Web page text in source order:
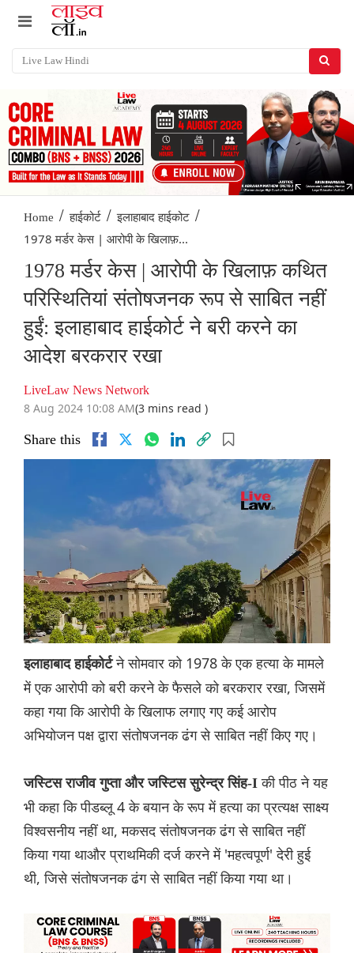
Home / हाईकोर्ट / इलाहाबाद हाईकोट /
1978 मर्डर केस | आरोपी के खिलाफ़...
1978 मर्डर केस | आरोपी के खिलाफ़ कथित
परिस्थितियां संतोषजनक रूप से साबित नहीं
हुईं: इलाहाबाद हाईकोर्ट ने बरी करने का
आदेश बरकरार रखा
LiveLaw News Network
8 Aug 2024 10:08 AM(3 mins read )
Share this
इलाहाबाद हाईकोर्टने सोमवार को 1978 के एक हत्या के मामले
में एक आरोपी को बरी करने के फैसले को बरकरार रखा, जिसमें
कहा गया कि आरोपी के खिलाफ लगाए गए कई आरोप
अभियोजन पक्ष द्वारा संतोषजनक ढंग से साबित नहीं किए गए।
जस्टिस राजीव गुप्ता और जस्टिस सुरेन्द्र सिंह-Iकी पीठ ने यह
भी कहा कि पीडब्लू 4 के बयान के रूप में हत्या का प्रत्यक्ष साक्ष्य
विश्वसनीय नहीं था, मकसद संतोषजनक ढंग से साबित नहीं
किया गया थाऔर प्राथमिकी दर्ज करने में 'महत्वपूर्ण' देरी हुई
थी, जिसे संतोषजनक ढंग से साबित नहीं किया गया था।